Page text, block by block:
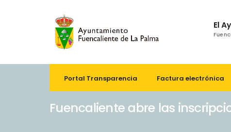
El
Portal Transparencia Factura electrónica
Fuencaliente abre las